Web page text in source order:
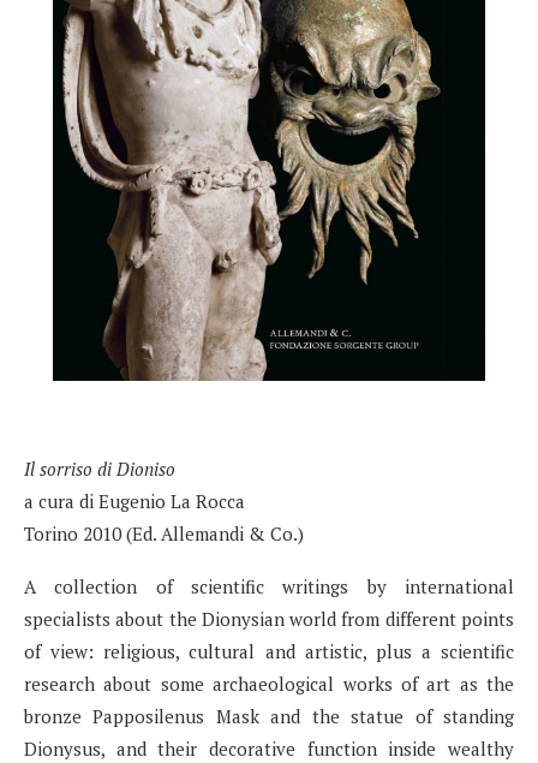
Il sorriso di Dioniso
a cura di Eugenio La Rocca
Torino 2010 (Ed. Allemandi & Co.)
A collection of scientific writings by international
specialists about the Dionysian world from different points
of view: religious, cultural and artistic, plus a scientific
research about some archaeological works of art as the
bronze Papposilenus Mask and the statue of standing
Dionysus, and their decorative function inside wealthy